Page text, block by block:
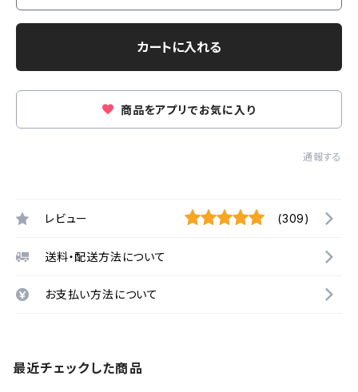
カートに入れる
商品をアプリでお気に入り
通報する
レビュー (309)
送料・配送方法について
お支払い方法について
最近チェックした商品